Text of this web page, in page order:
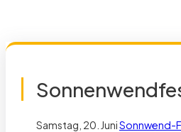
Samstag, 20. JuniSonnwend-